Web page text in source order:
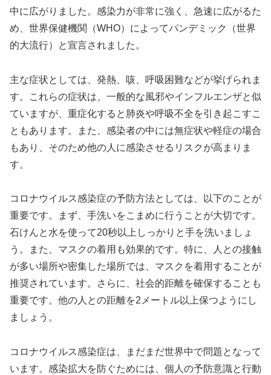
中に広がりました。感染力が非常に強く、急速に広がるた
め、世界保健機関（WHO）によってパンデミック（世界
的大流行）と宣言されました。
主な症状としては、発熱、咳、呼吸困難などが挙げられま
す。これらの症状は、一般的な風邪やインフルエンザと似
ていますが、重症化すると肺炎や呼吸不全を引き起こすこ
ともあります。また、感染者の中には無症状や軽症の場合
もあり、そのため他の人に感染させるリスクが高まりま
す。
コロナウイルス感染症の予防方法としては、以下のことが
重要です。まず、手洗いをこまめに行うことが大切です。
石けんと水を使って20秒以上しっかりと手を洗いましょ
う。また、マスクの着用も効果的です。特に、人との接触
が多い場所や密集した場所では、マスクを着用することが
推奨されています。さらに、社会的距離を確保することも
重要です。他の人との距離を2メートル以上保つようにし
ましょう。
コロナウイルス感染症は、まだまだ世界中で問題となって
います。感染拡大を防ぐためには、個人の予防意識と行動